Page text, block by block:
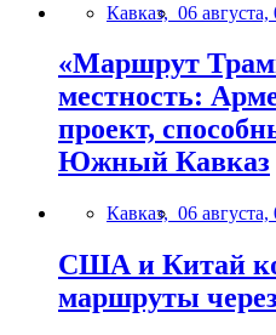
Кавказ, 06 августа,
«Маршрут
местность:
проект,
Южный Кавказ
Кавказ, 06 августа,
США и Китай
маршруты